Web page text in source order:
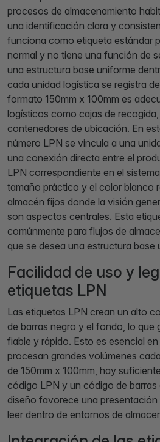
procesos de almacenamiento
una identificación clara y
funciona como etiqueta estándar
normal y no tiene una función de
una estructura base uniforme
cada unidad logística se registra
formato 150mm x 100mm es
logísticos como cajas de
contenedores de ubicación. En
número LPN se vincula a una
una conexión directa entre el
LPN correspondiente en el
tamaño práctico y el color blanco
almacén fijos donde la visión
son aspectos centrales. Esta
comúnmente para flujos de
que se desea una estructura
Facilidad de uso y
etiquetas LPN
Las etiquetas LPN crean un alto
de barras negro y el fondo, lo que
fiable y rápido. Esto es esencial
procesan grandes volúmenes
de 150mm x 100mm, hay
código LPN y un código de barras
diseño favorece una
leer dentro de entornos de